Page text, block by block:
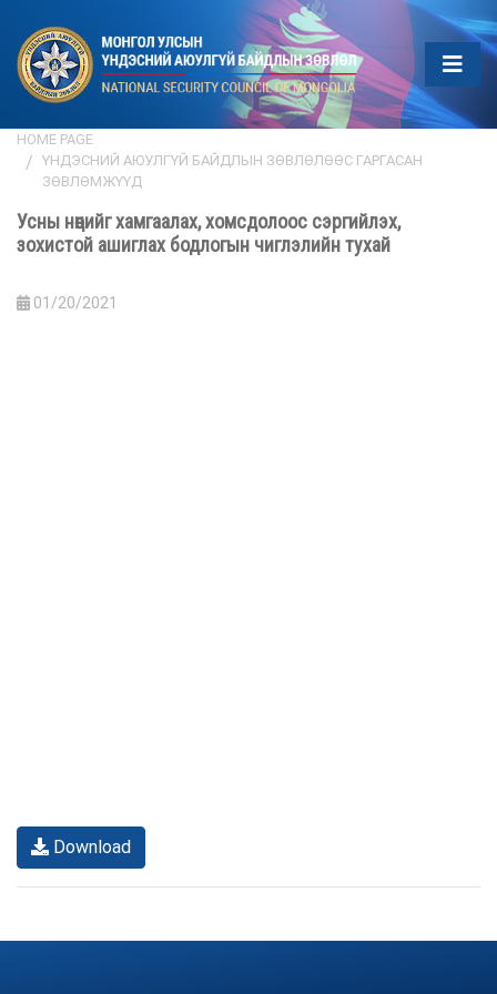
HOME PAGE
ҮНДЭСНИЙ АЮУЛГҮЙ БАЙДЛЫН ЗӨВЛӨЛӨӨС ГАРГАСАН
ЗӨВЛӨМЖҮҮД
Усны нөөцийг хамгаалах, хомсдолоос сэргийлэх,
зохистой ашиглах бодлогын чиглэлийн тухай
01/20/2021
Download